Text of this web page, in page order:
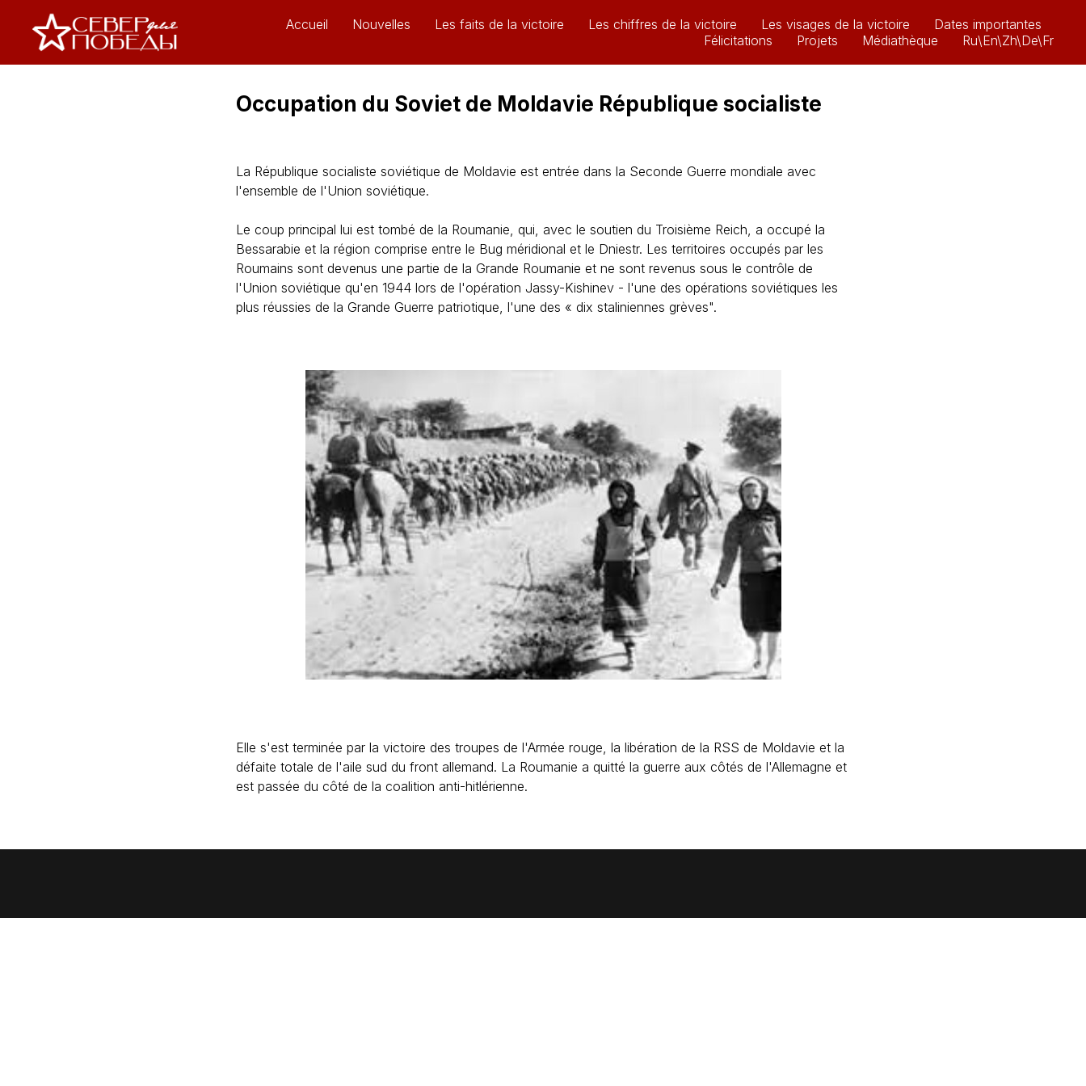
Accueil Nouvelles Les faits de la victoire Les chiffres de la victoire Les visages de la victoire
Dates importantes
Félicitations
Projets Médiathèque Ru\En\Zh\De\Fr
Occupation du Soviet de Moldavie République socialiste
La République socialiste soviétique de Moldavie est entrée dans la Seconde Guerre mondiale avec
l'ensemble de l'Union soviétique.
Le coup principal lui est tombé de la Roumanie, qui, avec le soutien du Troisième Reich, a occupé la
Bessarabie et la région comprise entre le Bug méridional et le Dniestr. Les territoires occupés par les
Roumains sont devenus une partie de la Grande Roumanie et ne sont revenus sous le contrôle de
l'Union soviétique qu'en 1944 lors de l'opération Jassy-Kishinev - l'une des opérations soviétiques les
plus réussies de la Grande Guerre patriotique, l'une des « dix staliniennes grèves".
Elle s'est terminée par la victoire des troupes de l'Armée rouge, la libération de la RSS de Moldavie et la
défaite totale de l'aile sud du front allemand. La Roumanie a quitté la guerre aux côtés de l'Allemagne et
est passée du côté de la coalition anti-hitlérienne.